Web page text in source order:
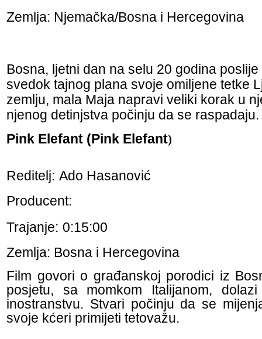
Zemlja: Njemačka/Bosna i Hercegovina
Bosna, ljetni dan na selu 20 godina
svedok tajnog plana svoje omiljene tetke
zemlju, mala Maja napravi veliki korak u
njenog detinjstva počinju da se raspadaju.
Pink Elefant (Pink Elefant)
Reditelj: Ado Hasanović
Producent:
Trajanje: 0:15:00
Zemlja: Bosna i Hercegovina
Film govori o građanskoj porodici iz
posjetu, sa momkom Italijanom,
inostranstvu. Stvari počinju da se
svoje kćeri primijeti tetovažu.